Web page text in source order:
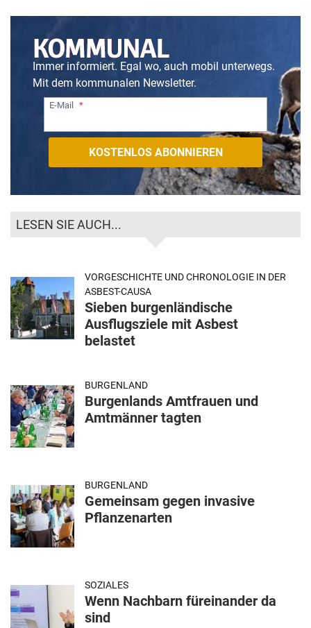
Immer informiert. Egal wo, auch mobil unterwegs.
Mit dem kommunalen Newsletter.
E-Mail
LESEN SIE AUCH...
VORGESCHICHTE UND CHRONOLOGIE IN DER
ASBEST-CAUSA
Sieben burgenländische
Ausflugsziele mit Asbest
belastet
BURGENLAND
Burgenlands Amtfrauen und
Amtmänner tagten
BURGENLAND
Gemeinsam gegen invasive
Pflanzenarten
SOZIALES
Wenn Nachbarn füreinander da
sind